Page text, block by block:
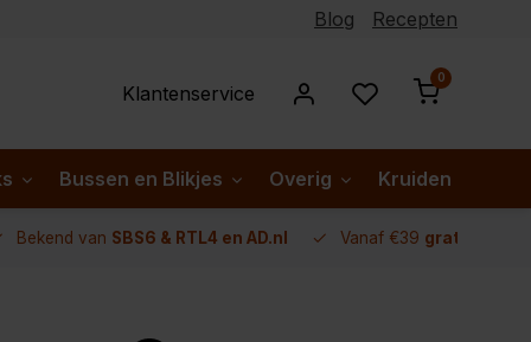
Blog Recepten
Klantenservice
0
Bussen en Blikjes Overig Kruiden per
Bekend van SBS6 & RTL4 en AD.nl Vanaf €39 gratis